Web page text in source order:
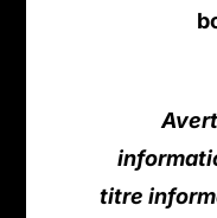
titre